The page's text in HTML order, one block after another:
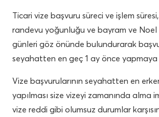
Ticari vize başvuru süreci ve işlem
randevu yoğunluğu ve bayram ve
günleri göz önünde bulundurarak
seyahatten en geç 1 ay önce
Vize başvurularının seyahatten en
yapılması size vizeyi zamanında alma
vize reddi gibi olumsuz durumlar